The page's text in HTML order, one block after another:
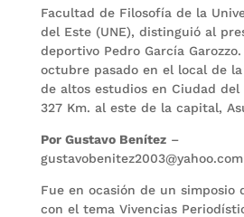
Facultad de Filosofía de la
del Este (UNE), distinguió al
deportivo Pedro García
octubre pasado en el local de
de altos estudios en Ciudad del
327 Km. al este de la capital,
Por Gustavo Benítez–
gustavobenitez2003@yahoo.com
Fue en ocasión de un simposio
con el tema Vivencias